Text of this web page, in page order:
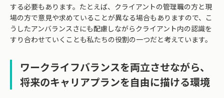
する必要もあります。たとえば、クライアントの管理職の方と現
場の方で意見や求めていることが異なる場合もありますので、こ
うしたアンバランスさにも配慮しながらクライアント内の認識を
すり合わせていくことも私たちの役割の一つだと考えています。
ワークライフバランスを両立させながら、
将来のキャリアプランを自由に描ける環境